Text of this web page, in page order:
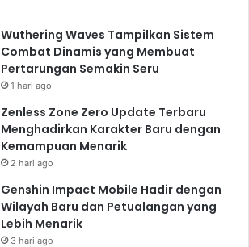
Wuthering Waves Tampilkan Sistem
Combat Dinamis yang Membuat
Pertarungan Semakin Seru
1 hari ago
Zenless Zone Zero Update Terbaru
Menghadirkan Karakter Baru dengan
Kemampuan Menarik
2 hari ago
Genshin Impact Mobile Hadir dengan
Wilayah Baru dan Petualangan yang
Lebih Menarik
3 hari ago